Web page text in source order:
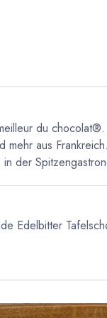
du
mehr aus
der
Edelbitter